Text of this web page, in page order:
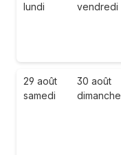
lundi
vendredi
29 août
samedi
30 août
dimanche